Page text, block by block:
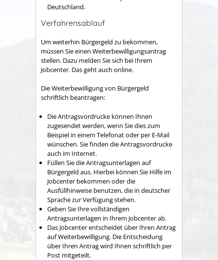
Deutschland.
Verfahrensablauf
Um weiterhin Bürgergeld zu bekommen,
müssen Sie einen Weiterbewilligungsantrag
stellen. Dazu melden Sie sich bei Ihrem
Jobcenter. Das geht auch online.
Die Weiterbewilligung von Bürgergeld
schriftlich beantragen:
Die Antragsvordrucke können Ihnen
zugesendet werden, wenn Sie dies zum
Beispiel in einem Telefonat oder per E-Mail
wünschen. Sie finden die Antragsvordrucke
auch im Internet.
Füllen Sie die Antragsunterlagen auf
Bürgergeld aus. Hierbei können Sie Hilfe im
Jobcenter bekommen oder die
Ausfüllhinweise benutzen, die in deutscher
Sprache zur Verfügung stehen.
Geben Sie Ihre vollständigen
Antragsunterlagen in Ihrem Jobcenter ab.
Das Jobcenter entscheidet über Ihren Antrag
auf Weiterbewilligung. Die Entscheidung
über Ihren Antrag wird Ihnen schriftlich per
Post mitgeteilt.